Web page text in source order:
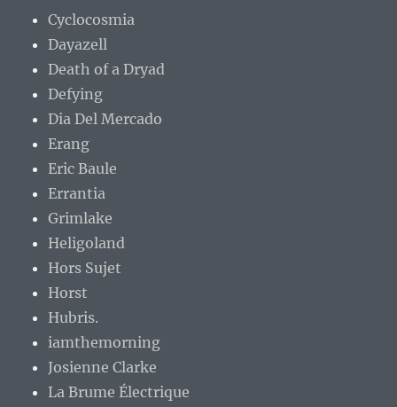
Cyclocosmia
Dayazell
Death of a Dryad
Defying
Dia Del Mercado
Erang
Eric Baule
Errantia
Grimlake
Heligoland
Hors Sujet
Horst
Hubris.
iamthemorning
Josienne Clarke
La Brume Électrique